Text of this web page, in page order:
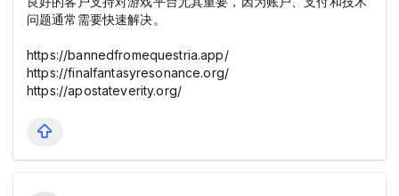
问题通常需要快速解决。
https://bannedfromequestria.app/
https://finalfantasyresonance.org/
https://apostateverity.org/